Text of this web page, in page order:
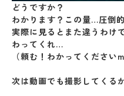
どうですか？
わかります？この量…圧倒的
実際に見るとまた違うわけ
わってくれ…
（頼む！わかってください
次は動画でも撮影してくる